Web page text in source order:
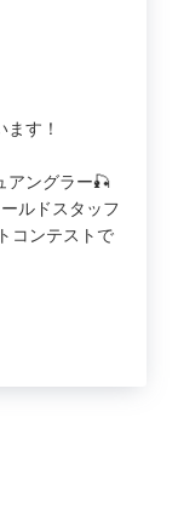
す！
アングラー🎣
ルドスタッフ
コンテストで